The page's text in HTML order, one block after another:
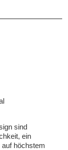
sind
ein
höchstem